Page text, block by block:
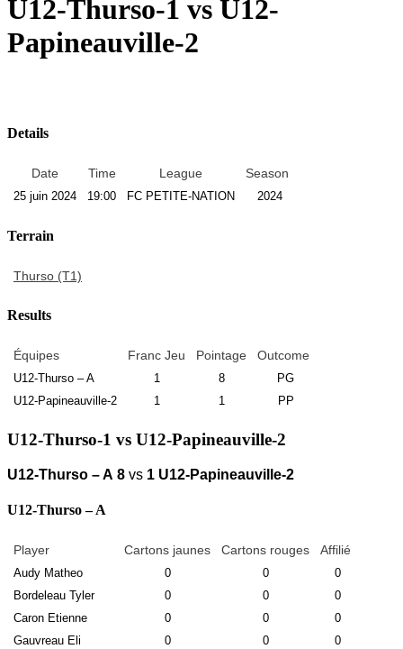
U12-Thurso-1 vs U12-
Papineauville-2
Details
Date Time League Season
25 juin 2024 19:00 FC PETITE-NATION 2024
Terrain
Thurso (T1)
Results
Équipes Franc Jeu Pointage Outcome
U12-Thurso – A 1 8
PG
U12-Papineauville-2
1 1 PP
U12-Thurso-1 vs U12-Papineauville-2
U12-Thurso – A 8 vs 1 U12-Papineauville-2
U12-Thurso – A
Player Cartons jaunes Cartons rouges Affilié
Audy Matheo 0 0
0
Bordeleau Tyler
0 0
0
Caron Etienne
0 0
0
Gauvreau Eli
0 0
0